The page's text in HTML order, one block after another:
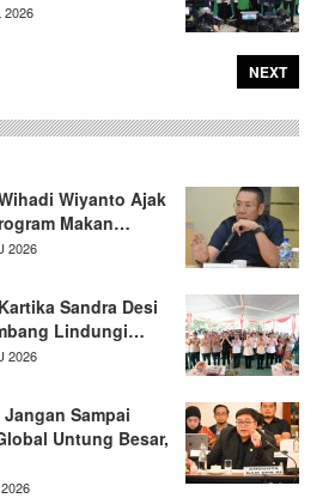
2026
NEXT
Wiyanto Ajak
Makan…
2026
Sandra Desi
Lindungi…
2026
Sampai
Untung Besar,